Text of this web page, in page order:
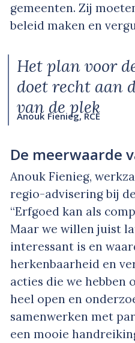
gemeenten. Zij
beleid maken en
Het plan voor
doet recht aan
van de plek
Anouk Fienieg, RCE
De meerwaarde
Anouk Fienieg,
regio-advisering bij
“Erfgoed kan als
Maar we willen juist
interessant is en
herkenbaarheid en
acties die we hebben
heel open en
samenwerken met
een mooie